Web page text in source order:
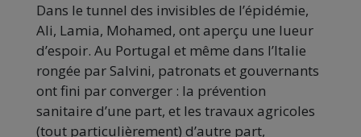
Dans le tunnel des invisibles de l’épidémie,
Ali, Lamia, Mohamed, ont aperçu une lueur
d’espoir. Au Portugal et même dans l’Italie
rongée par Salvini, patronats et gouvernants
ont fini par converger : la prévention
sanitaire d’une part, et les travaux agricoles
(tout particulièrement) d’autre part,